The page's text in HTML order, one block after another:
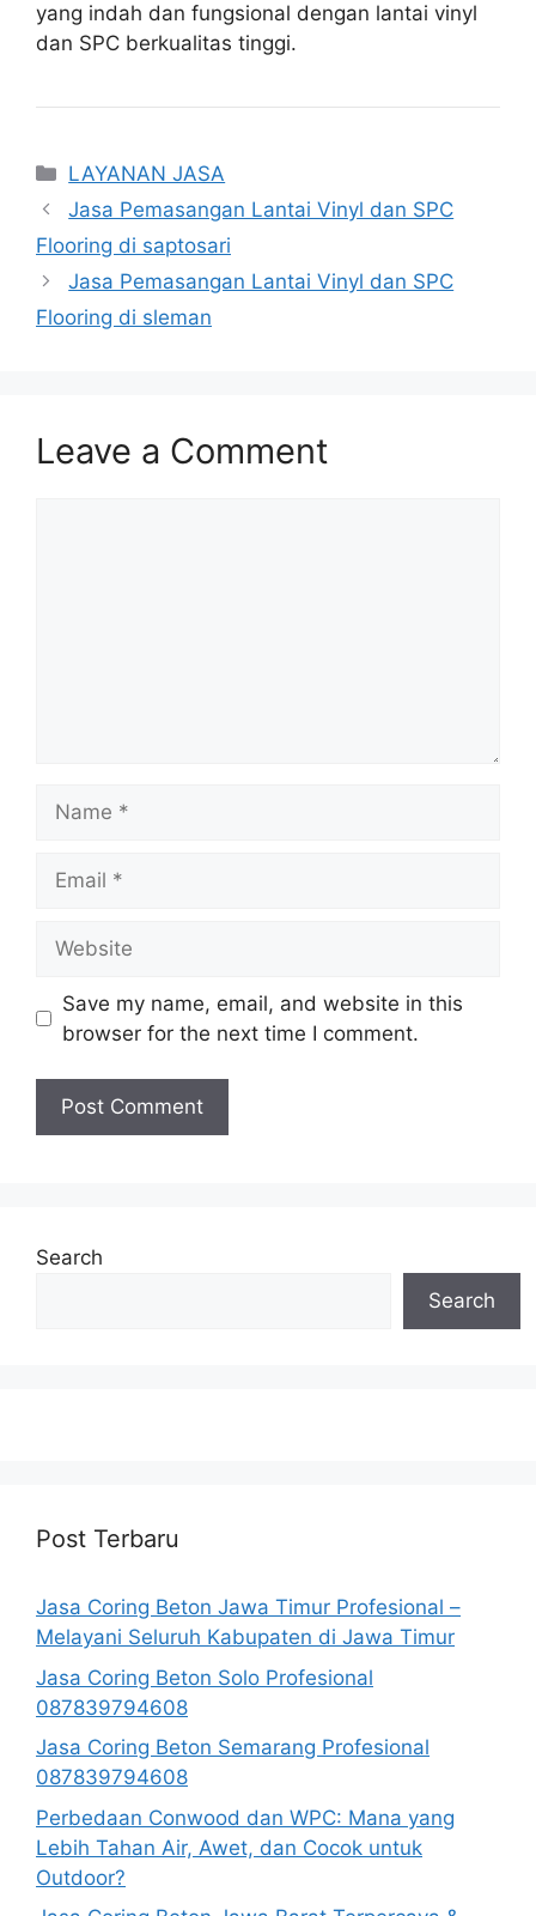
yang indah dan fungsional dengan lantai vinyl
dan SPC berkualitas tinggi.
Categories
LAYANAN JASA
Jasa Pemasangan Lantai Vinyl dan SPC
Flooring di saptosari
Jasa Pemasangan Lantai Vinyl dan SPC
Flooring di sleman
Leave a Comment
Save my name, email, and website in this
browser for the next time I comment.
Search
Search
Post Terbaru
Jasa Coring Beton Jawa Timur Profesional –
Melayani Seluruh Kabupaten di Jawa Timur
Jasa Coring Beton Solo Profesional
087839794608
Jasa Coring Beton Semarang Profesional
087839794608
Perbedaan Conwood dan WPC: Mana yang
Lebih Tahan Air, Awet, dan Cocok untuk
Outdoor?